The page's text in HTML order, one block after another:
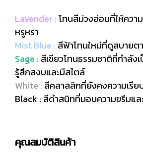
Lavender :โทนสีม่วงอ่อนที่ให้ควา
หรูหรา
Mist Blue : สีฟ้าโทนใหม่ที่ดูสบายต
Sage : สีเขียวโทนธรรมชาติที่กำลัง
รู้สึกสงบและมีสไตล์
White : สีคลาสสิกที่ยังคงความเรีย
Black : สีดำสนิทที่มอบความขรึมแล
คุณสมบัติสินค้า